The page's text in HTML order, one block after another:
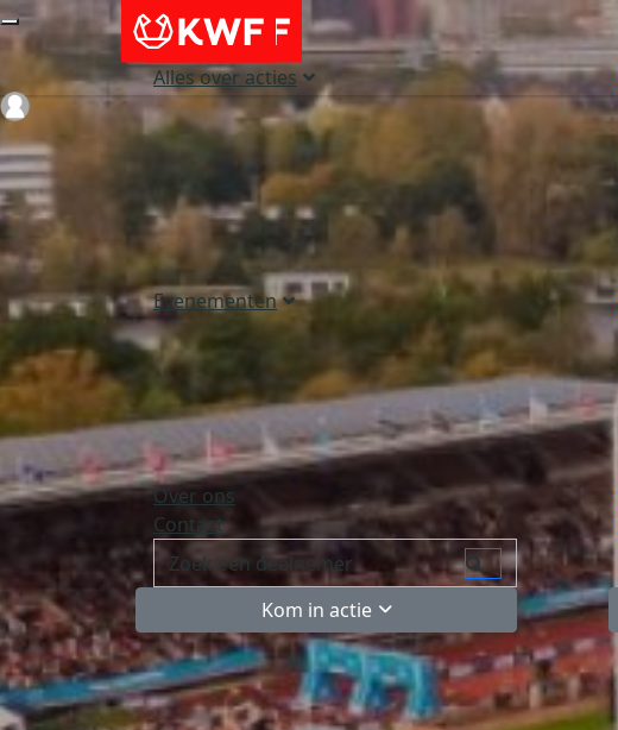
Alles over acties
Evenementen
Over ons
Contact
Kom in actie
Login